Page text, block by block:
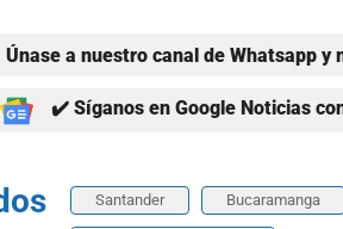
Únase a nuestro canal de Whatsapp
✔️ Síganos en Google Noticias
Santander Bucaramanga